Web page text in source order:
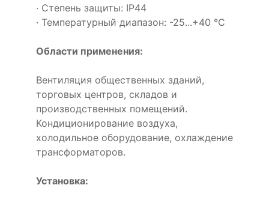
· Степень защиты: IP44
· Температурный диапазон: -25...+40 °C
Области применения:
Вентиляция общественных зданий,
торговых центров, складов и
производственных помещений.
Кондиционирование воздуха,
холодильное оборудование, охлаждение
трансформаторов.
Установка: